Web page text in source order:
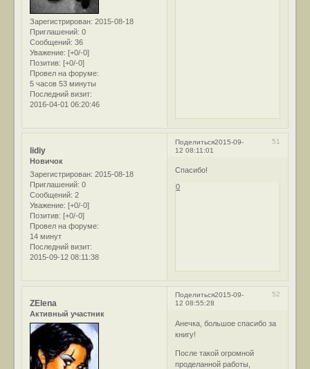
Зарегистрирован: 2015-08-18
Приглашений: 0
Сообщений: 36
Уважение: [+0/-0]
Позитив: [+0/-0]
Провел на форуме:
5 часов 53 минуты
Последний визит:
2016-04-01 06:20:46
Поделиться 51
2015-09-
12 08:11:01
lidiy
Новичок
Зарегистрирован: 2015-08-18
Приглашений: 0
Сообщений: 2
Уважение: [+0/-0]
Позитив: [+0/-0]
Провел на форуме:
14 минут
Последний визит:
2015-09-12 08:11:38
Спасибо!
0
Поделиться 52
2015-09-
12 08:55:28
ZElena
Активный участник
Анечка, большое спасибо за
книгу!
После такой огромной
проделанной работы,